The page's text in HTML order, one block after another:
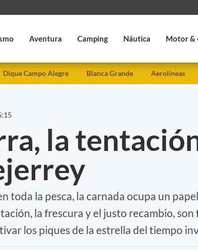
Aventura Camping Náutica Motor &
Dique Campo Alegre Blanca Grande Aerolíneas
la
toda la pesca, la carnada ocupa un
la frescura y el justo recambio, son
los piques de la estrella del tiempo